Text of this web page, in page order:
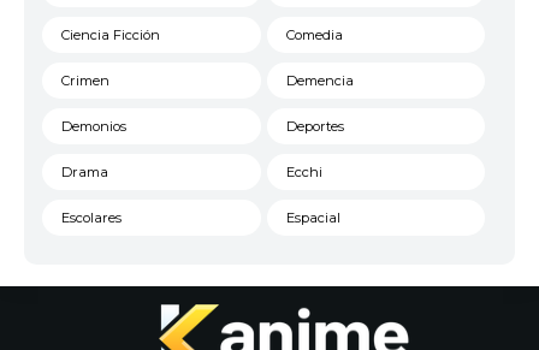
Ciencia Ficción Comedia
Crimen Demencia
Demonios Deportes
Drama Ecchi
Escolares Espacial
Historico